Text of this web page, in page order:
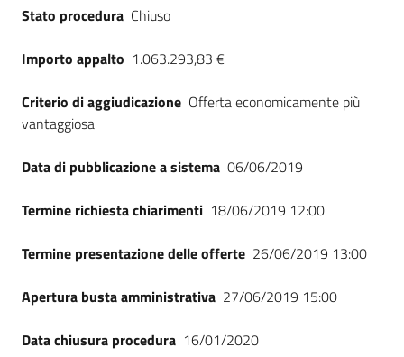
Stato procedura Chiuso
Importo appalto 1.063.293,83 €
Criterio di aggiudicazione Offerta economicamente più
vantaggiosa
Data di pubblicazione a sistema 06/06/2019
Termine richiesta chiarimenti 18/06/2019 12:00
Termine presentazione delle offerte 26/06/2019 13:00
Apertura busta amministrativa 27/06/2019 15:00
Data chiusura procedura 16/01/2020